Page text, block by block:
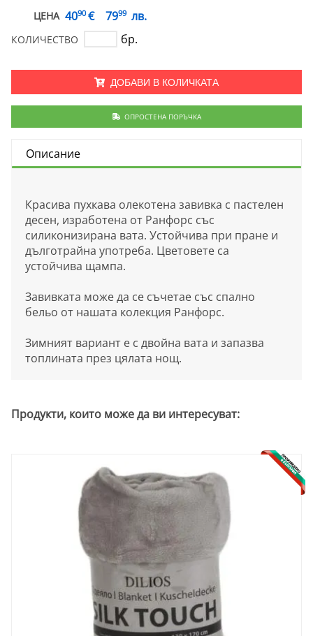
ЦЕНА 4090 € 7999 лв.
КОЛИЧЕСТВО бр.
ДОБАВИ В КОЛИЧКАТА
ОПРОСТЕНА ПОРЪЧКА
Описание
Красива пухкава олекотена завивка с пастелен
десен, изработена от Ранфорс със
силиконизирана вата. Устойчива при пране и
дълготрайна употреба. Цветовете са
устойчива щампа.
Завивката може да се съчетае със спално
бельо от нашата колекция Ранфорс.
Зимният вариант е с двойна вата и запазва
топлината през цялата нощ.
Продукти, които може да ви интересуват: